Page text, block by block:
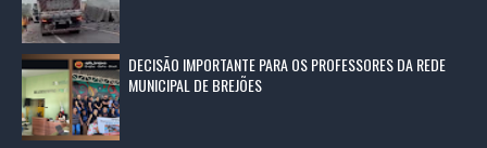
DECISÃO IMPORTANTE PARA OS PROFESSORES DA REDE
MUNICIPAL DE BREJÕES